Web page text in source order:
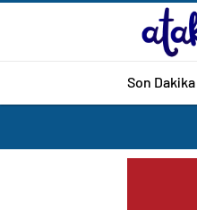
Son Dakika